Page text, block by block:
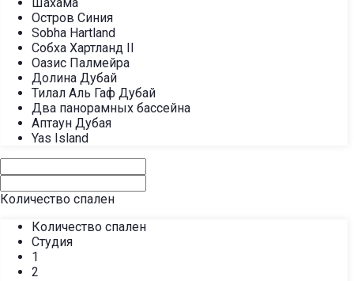
Остров Синия
Sobha Hartland
Собха Хартланд II
Оазис Палмейра
Долина Дубай
Тилал Аль Гаф Дубай
Два панорамных бассейна
Аптаун Дубая
Yas Island
Количество спален
Количество спален
Студия
1
2